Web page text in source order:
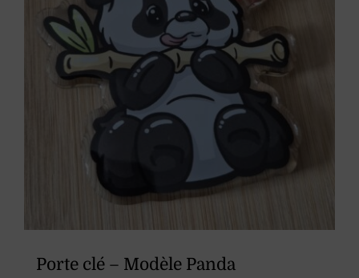
Porte clé – Modèle Panda